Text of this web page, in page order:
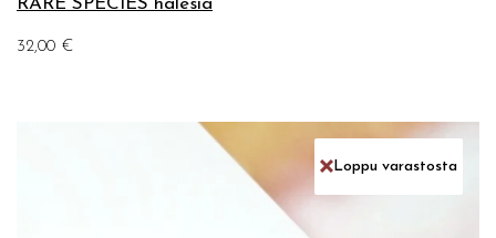
RARE SPECIES halesia
32,00 €
Loppu varastosta